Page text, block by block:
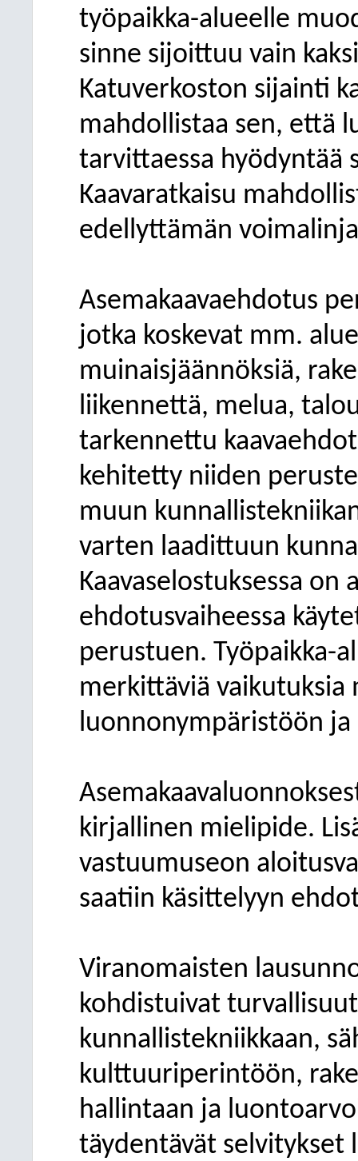
työpaikka-alueelle
sinne sijoittuu vain
Katuverkoston sijainti
mahdollistaa sen, että
tarvittaessa hyödyntää
Kaavaratkaisu
edellyttämän
Asemakaavaehdotus
jotka koskevat mm.
muinaisjäännöksiä,
liikennettä, melua,
tarkennettu
kehitetty niiden
muun
varten laadittuun
Kaavaselostuksessa
ehdotusvaiheessa
perustuen. Työpaikka-
merkittäviä
luonnonympäristöön ja
kirjallinen mielipide.
vastuumuseon
saatiin käsittelyyn
Viranomaisten
kohdistuivat
kunnallistekniikkaan,
kulttuuriperintöön,
hallintaan ja
täydentävät selvitykset